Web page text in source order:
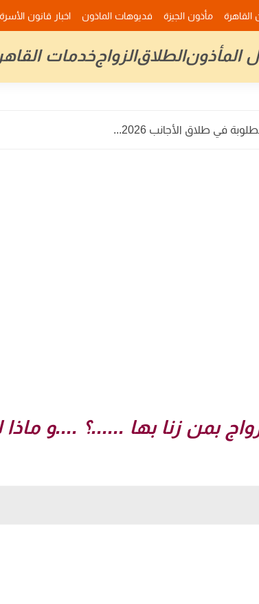
القاهرة مأذون الجيزة فديوهات الماذون اخبار قانون
المأذونالطلاقالزواجخدمات
في طلاق الأجانب 2026...
بمن زنا بها ......؟ ....و